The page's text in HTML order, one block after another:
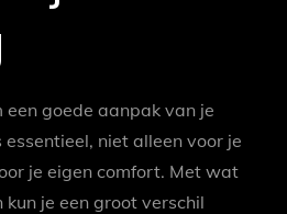
goede aanpak van je
niet alleen voor je
je eigen comfort. Met wat
je een groot verschil